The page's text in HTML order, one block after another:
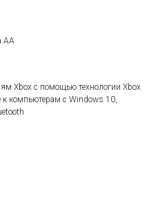
AA
Xbox с помощью технологии Xbox
к компьютерам с Windows 10,